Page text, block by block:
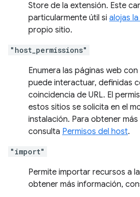
Store de la extensión. Este
particularmente útil si alojas
propio sitio.
"host_permissions"
Enumera las páginas web
puede interactuar, definidas
coincidencia de URL. El
estos sitios se solicita en el
instalación. Para obtener
consulta Permisos del host.
"import"
Permite importar recursos a
obtener más información,